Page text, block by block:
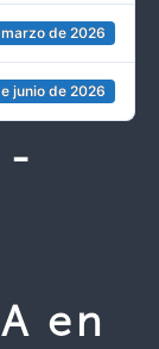
de 2026
junio de 2026
-
en